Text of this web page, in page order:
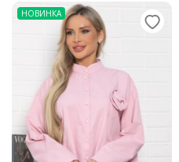
НОВИНКА